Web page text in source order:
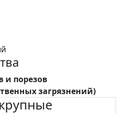
и порезов
загрязнений)